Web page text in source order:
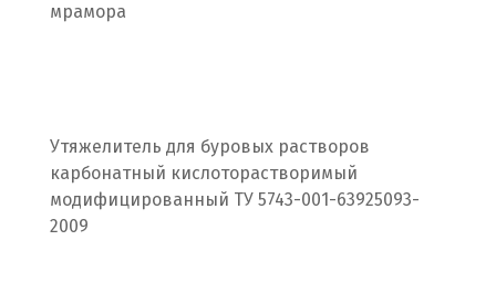
Пермь
Псков
Пушкино
мрамора
Утяжелитель для буровых растворов
карбонатный кислоторастворимый
модифицированный ТУ 5743-001-63925093-
2009